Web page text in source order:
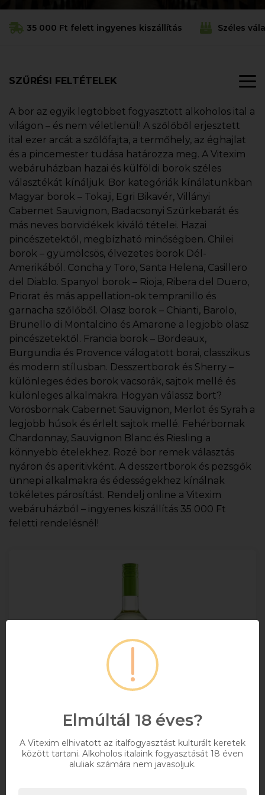
35 000 Ft felett ingyenes kiszállítás Széles
SZŰRÉSI FELTÉTELEK
A bor az egyik legtöbbet fogyasztott alkoholos ital a
világon – és nem véletlenül! A szőlőből erjesztett
ital ezer arcát a szőlőfajta, a termőhely, az éghajlat
és a pincemester tudása határozza meg. A Vitexim
webáruházban hazai és külföldi borok széles
választékát kínáljuk. Bor kategóriák kínálatunkban
Magyar borok – Tokaji, Egri Bikavér, Villányi
Cabernet Sauvignon, Badacsonyi Szürkebarát és
más neves borvidékek kiváló tételei. Hazai
pincészetektől, megbízható minőségben. Chilei
borok – gyümölcsös, élvezetes borok Dél-
Amerikából. Concha y Toro, Santa Helena, Casillero
del Diablo. Spanyol borok – Rioja, Ribera del Duero,
Priorat és más appellation-ok tempranillo és
garnacha szőlőből. Olasz borok – Chianti, Barolo,
Brunello di Montalcino és Amarone a legjobb olasz
pincészetektől. Francia borok – Bordeaux,
Burgundia és Provence válogatott borai, classzikus
és modern stílusban. Desszertborok és Sherry –
különleges édes borok vacsorák, sajtok mellé és
különleges alkalmakra. Hogyan válassz bort?
Vörösbornak Cabernet Sauvignon, Merlot és Syrah a
legjobb húsok és érlelt sajtok mellé. Fehérbornak
Chardonnay, Sauvignon Blanc és Riesling a
könnyebb ételekhez. Rozé bor remek választás
nyáron és aperitivként. A desszertborok és pezsgők
ünnepi alkalmakra és édességekhez kínálnak
tökéletes párosítást. Rendelj online a Vitexim
webáruházból – ingyenes kiszállítás 35 000 Ft
feletti rendelésnél!
Koch Irsai Olivér 0.75l DRS
Elmúltál 18 éves?
A Vitexim elhivatott az italfogyasztást kulturált keretek
között tartani. Alkoholos italaink fogyasztását 18 éven
aluliak számára nem javasoljuk.